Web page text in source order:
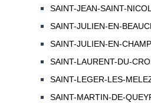
SAINT-JEAN-SAINT-
SAINT-JULIEN-EN-
SAINT-JULIEN-EN-
SAINT-LAURENT-DU-
SAINT-LEGER-LES-
SAINT-MARTIN-DE-